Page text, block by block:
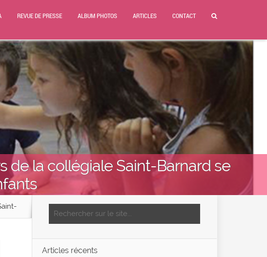
REVUE DE PRESSE ALBUM PHOTOS ARTICLES CONTACT
de la collégiale Saint-Barnard se
Articles récents